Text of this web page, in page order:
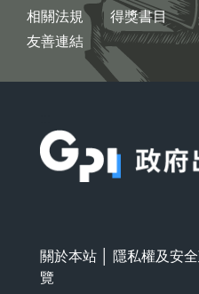
相關法規
友善連結
得獎書目
關於本站 隱私權及安
覽